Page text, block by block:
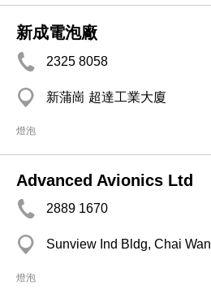
新成電泡廠
2325 8058
新蒲崗 超達工業大廈
燈泡
Advanced Avionics Ltd
2889 1670
Sunview Ind Bldg, Chai Wan
燈泡